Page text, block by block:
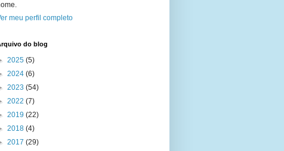
meu perfil completo
do blog
2025 (5)
2024 (6)
2023 (54)
2022 (7)
2019 (22)
2018 (4)
2017 (29)